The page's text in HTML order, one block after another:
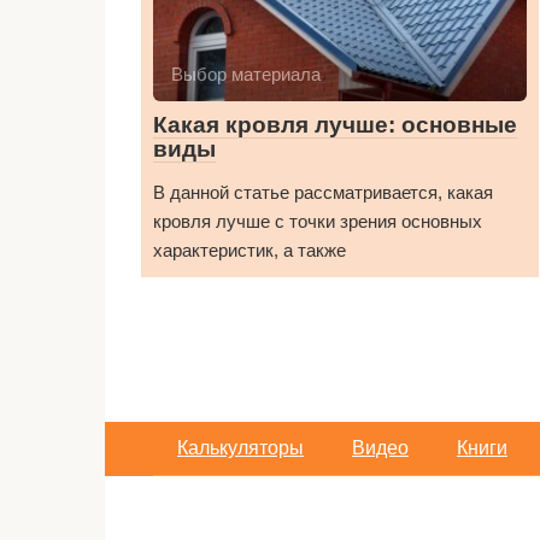
Выбор материала
Какая кровля лучше: основные
виды
В данной статье рассматривается, какая
кровля лучше с точки зрения основных
характеристик, а также
Калькуляторы Видео Книги